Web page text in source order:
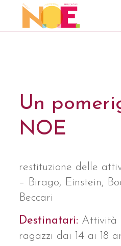
Un
NOE
restituzione delle
– Birago, Einstein,
Beccari
Destinatari: Attività
ragazzi dai 14 ai 18